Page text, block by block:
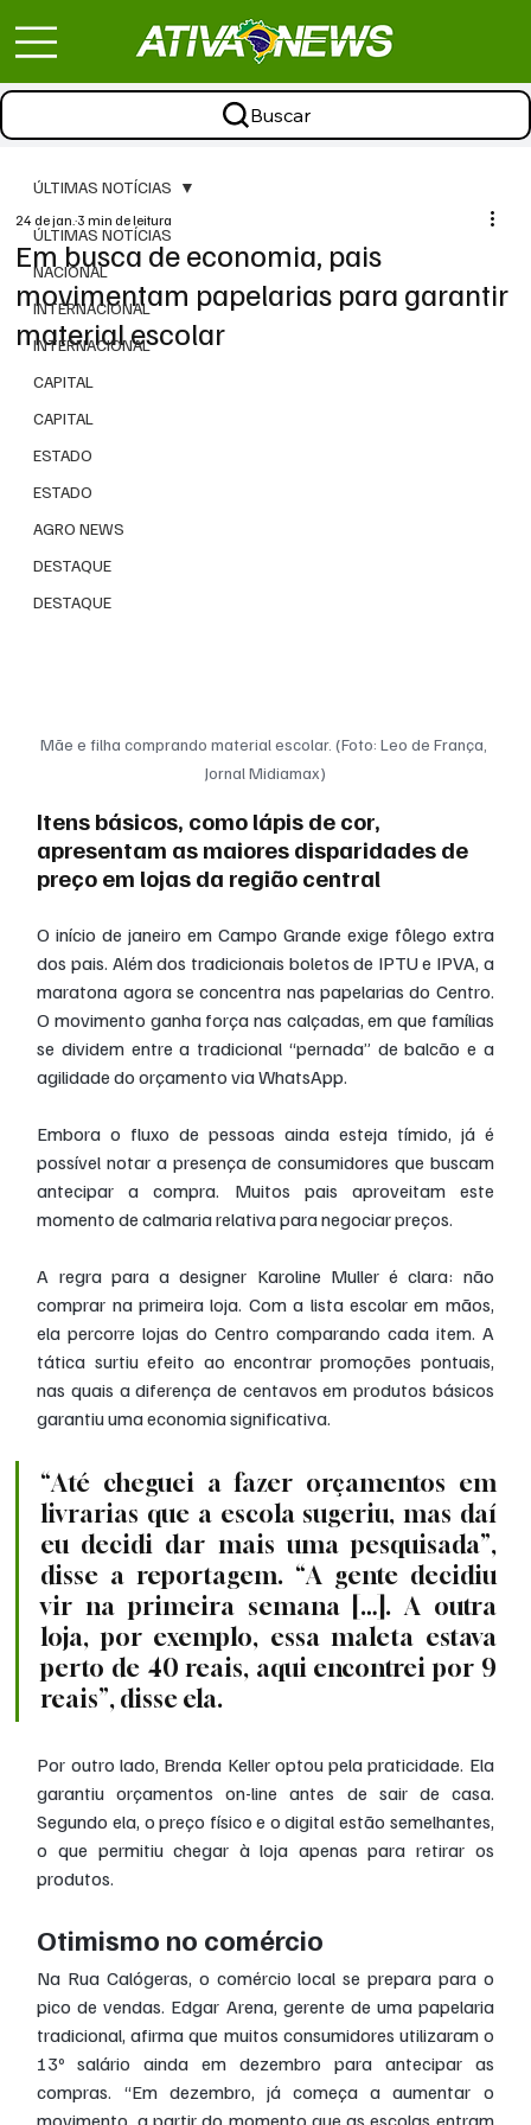
Buscar
ÚLTIMAS NOTÍCIAS
NACIONAL
INTERNACIONAL
INTERNACIONAL
CAPITAL
CAPITAL
ESTADO
ESTADO
AGRO NEWS
DESTAQUE
DESTAQUE
ÚLTIMAS NOTÍCIAS
Em busca de economia, pais
movimentam papelarias para garantir
material escolar
24 de jan.3 min de leitura
Mãe e filha comprando material escolar. (Foto: Leo de França,
Jornal Midiamax)
Itens básicos, como lápis de cor,
apresentam as maiores disparidades de
preço em lojas da região central
O início de janeiro em Campo Grande exige fôlego extra
dos pais. Além dos tradicionais boletos de IPTU e IPVA, a
maratona agora se concentra nas papelarias do Centro.
O movimento ganha força nas calçadas, em que famílias
se dividem entre a tradicional “pernada” de balcão e a
agilidade do orçamento via WhatsApp.
Embora o fluxo de pessoas ainda esteja tímido, já é
possível notar a presença de consumidores que buscam
antecipar a compra. Muitos pais aproveitam este
momento de calmaria relativa para negociar preços.
A regra para a designer Karoline Muller é clara: não
comprar na primeira loja. Com a lista escolar em mãos,
ela percorre lojas do Centro comparando cada item. A
tática surtiu efeito ao encontrar promoções pontuais,
nas quais a diferença de centavos em produtos básicos
garantiu uma economia significativa.
“Até cheguei a fazer orçamentos em
livrarias que a escola sugeriu, mas daí
eu decidi dar mais uma pesquisada”,
disse a reportagem. “A gente decidiu
vir na primeira semana […]. A outra
loja, por exemplo, essa maleta estava
perto de 40 reais, aqui encontrei por 9
reais”, disse ela.
Por outro lado, Brenda Keller optou pela praticidade. Ela
garantiu orçamentos on-line antes de sair de casa.
Segundo ela, o preço físico e o digital estão semelhantes,
o que permitiu chegar à loja apenas para retirar os
produtos.
Otimismo no comércio
Na Rua Calógeras, o comércio local se prepara para o
pico de vendas. Edgar Arena, gerente de uma papelaria
tradicional, afirma que muitos consumidores utilizaram o
13º salário ainda em dezembro para antecipar as
compras. “Em dezembro, já começa a aumentar o
movimento, a partir do momento que as escolas entram